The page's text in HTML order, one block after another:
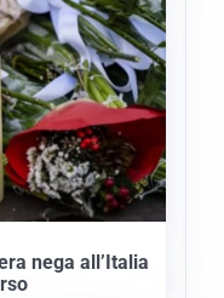
nega all’Italia